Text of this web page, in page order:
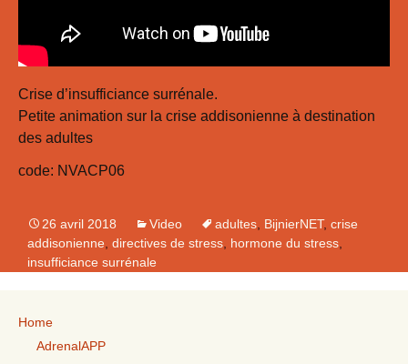
Crise d’insufficiance surrénale.
Petite animation sur la crise addisonienne à destination
des adultes
code: NVACP06
26 avril 2018 Video adultes BijnierNET, crise
addisonienne directives de stress hormone du stress
insufficiance surrénale
Home
AdrenalAPP